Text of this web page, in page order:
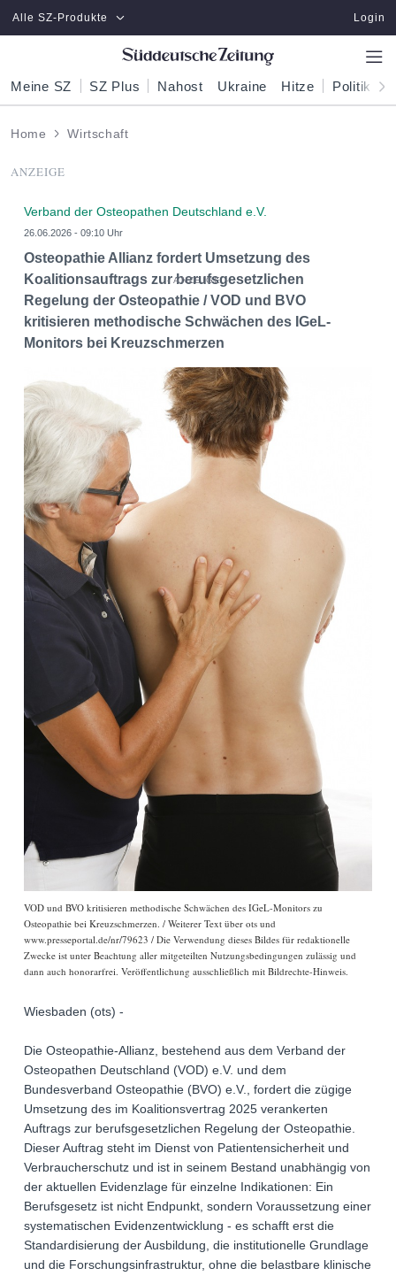
Zum Hauptinhalt springen
Alle SZ-Produkte Login
Meine SZ SZ Plus Nahost Ukraine Hitze Politik
Home Wirtschaft
ANZEIGE
Verband der Osteopathen Deutschland e.V.
26.06.2026 - 09:10 Uhr
Osteopathie Allianz fordert Umsetzung des
Koalitionsauftrags zur berufsgesetzlichen
Regelung der Osteopathie / VOD und BVO
kritisieren methodische Schwächen des IGeL-
Monitors bei Kreuzschmerzen
VOD und BVO kritisieren methodische Schwächen des IGeL-Monitors zu
Osteopathie bei Kreuzschmerzen. / Weiterer Text über ots und
www.presseportal.de/nr/79623 / Die Verwendung dieses Bildes für redaktionelle
Zwecke ist unter Beachtung aller mitgeteilten Nutzungsbedingungen zulässig und
dann auch honorarfrei. Veröffentlichung ausschließlich mit Bildrechte-Hinweis.
Wiesbaden (ots) -
Die Osteopathie-Allianz, bestehend aus dem Verband der
Osteopathen Deutschland (VOD) e.V. und dem
Bundesverband Osteopathie (BVO) e.V., fordert die zügige
Umsetzung des im Koalitionsvertrag 2025 verankerten
Auftrags zur berufsgesetzlichen Regelung der Osteopathie.
Dieser Auftrag steht im Dienst von Patientensicherheit und
Verbraucherschutz und ist in seinem Bestand unabhängig von
der aktuellen Evidenzlage für einzelne Indikationen: Ein
Berufsgesetz ist nicht Endpunkt, sondern Voraussetzung einer
systematischen Evidenzentwicklung - es schafft erst die
Standardisierung der Ausbildung, die institutionelle Grundlage
und die Forschungsinfrastruktur, ohne die belastbare klinische